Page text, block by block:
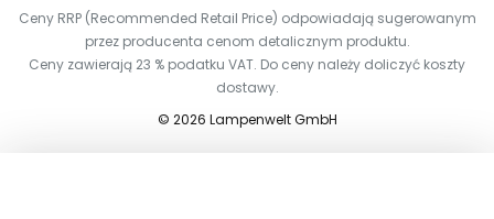
Ceny RRP (Recommended Retail Price) odpowiadają sugerowanym
przez producenta cenom detalicznym produktu.
Ceny zawierają 23 % podatku VAT. Do ceny należy doliczyć koszty
dostawy.
© 2026 Lampenwelt GmbH